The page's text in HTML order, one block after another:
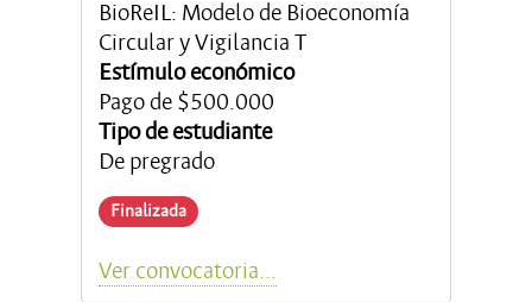
BioReIL: Modelo de Bioeconomía
Circular y Vigilancia T
Estímulo económico
Pago de $500.000
Tipo de estudiante
De pregrado
Finalizada
Ver convocatoria...